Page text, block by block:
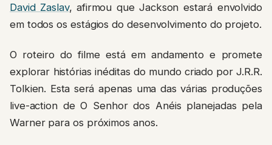
David Zaslav, afirmou que Jackson estará envolvido
em todos os estágios do desenvolvimento do projeto.
O roteiro do filme está em andamento e promete
explorar histórias inéditas do mundo criado por J.R.R.
Tolkien. Esta será apenas uma das várias produções
live-action de O Senhor dos Anéis planejadas pela
Warner para os próximos anos.